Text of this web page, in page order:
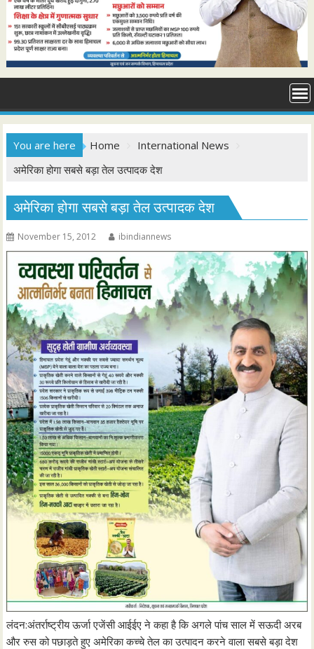
You are here Home
International News
अमेरिका होगा सबसे बड़ा तेल उत्पादक देश
अमेरिका होगा सबसे बड़ा तेल उत्पादक देश
November 15, 2012 ibindiannews
लंदन:अंतर्राष्ट्रीय ऊर्जा एजेंसी आईईए ने कहा है कि अगले पांच साल में सऊदी अरब
और रुस को पछाड़ते हुए अमेरिका कच्चे तेल का उत्पादन करने वाला सबसे बड़ा देश